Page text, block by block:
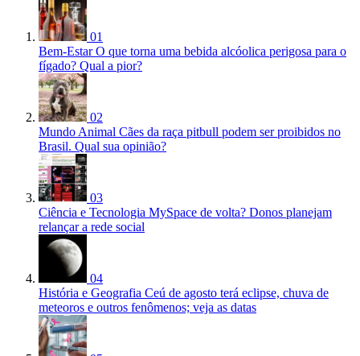
01
Bem-Estar O que torna uma bebida alcóolica perigosa para o
fígado? Qual a pior?
02
Mundo Animal Cães da raça pitbull podem ser proibidos no
Brasil. Qual sua opinião?
03
Ciência e Tecnologia MySpace de volta? Donos planejam
relançar a rede social
04
História e Geografia Ceú de agosto terá eclipse, chuva de
meteoros e outros fenômenos; veja as datas